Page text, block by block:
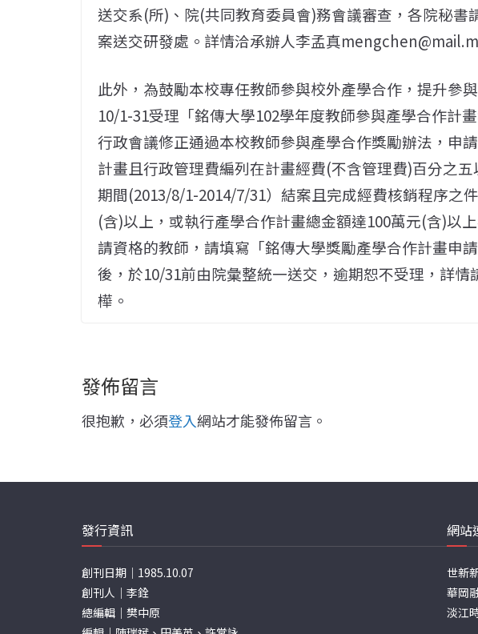
送交系(所)、院(共同教育委員會)務會議審查，各院秘書
案送交研發處。詳情洽承辦人李孟真
此外，為鼓勵本校專任教師參與校外產學合作，提升參
10/1-31受理「銘傳大學102學年度教師參與產學合作計
行政會議修正通過本校教師參與產學合作獎勵辦法，申
計畫且行政管理費編列在計畫經費(不含管理費)百分之
期間(2013/8/1-2014/7/31）結案且完成經費核銷程序之
(含)以上，或執行產學合作計畫總金額達100萬元(含)以
請資格的教師，請填寫「銘傳大學獎勵產學合作計畫申
後，於10/31前由院彙整統一送交，逾期恕不受理，詳情
樺。
發佈留言
很抱歉，必須登入網站才能發佈留言。
發行資訊
創刊日期｜1985.10.07
創刊人｜李銓
總編輯｜樊中原
網站
世新
華岡
淡江